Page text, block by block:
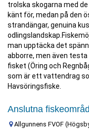
trolska skogarna med
känt för, medan på den
strandängar, genuina
man upptäcka det
abborre, men även
fisket (Öring och
som är ett vattendrag
Havsöringsfiske.
Anslutna
Allgunnens FVOF